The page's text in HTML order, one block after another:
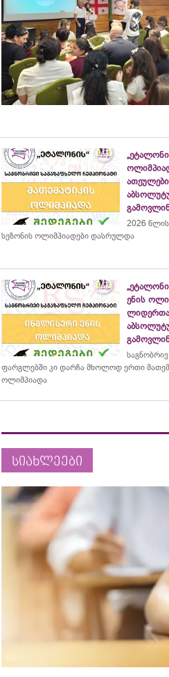
2026
სეზონის ოლიმპიადები დასრულდა
ენის
ლიდერთა
ფარგლებში კი დარჩა მხოლოდ ერთი
ოლიმპიადა
სიახლეები